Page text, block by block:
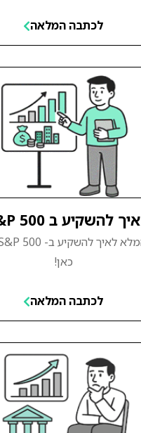
לכתבה המלאה
איך להשקיע ב S&P 500
כאן!
לכתבה המלאה